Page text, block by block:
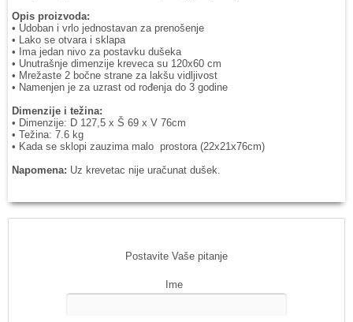
Opis proizvoda:
• Udoban i vrlo jednostavan za prenošenje
• Lako se otvara i sklapa
• Ima jedan nivo za postavku dušeka
• Unutrašnje dimenzije kreveca su 120x60 cm
• Mrežaste 2 bočne strane za lakšu vidljivost
• Namenjen je za uzrast od rođenja do 3 godine
Dimenzije i težina:
• Dimenzije: D 127,5 x Š 69 x V 76cm
• Težina: 7.6 kg
• Kada se sklopi zauzima malo prostora (22x21x76cm)
Napomena: Uz krevetac nije uračunat dušek.
Postavite Vaše pitanje
Ime